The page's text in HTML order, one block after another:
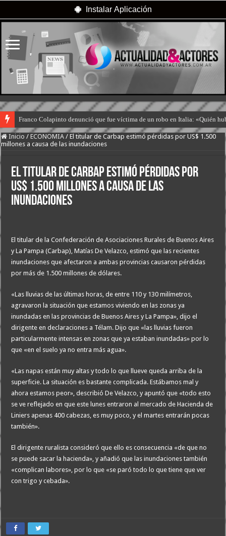
Instalar Aplicación
Franco Colapinto denunció que fue víctima de un robo en Italia: «Quién
Inicio / ECONOMIA / El titular de Carbap estimó pérdidas por US$ 1.500
millones a causa de las inundaciones
El titular de Carbap estimó pérdidas por
US$ 1.500 millones a causa de las
inundaciones
El titular de la Confederación de Asociaciones Rurales de Buenos Aires
y La Pampa (Carbap), Matías De Velazco, estimó que las recientes
inundaciones que afectaron a ambas provincias causaron pérdidas
por más de 1.500 millones de dólares.
«Las lluvias de las últimas horas, de entre 110 y 130 milímetros,
agravaron la situación que estamos viviendo en las zonas ya
inundadas en las provincias de Buenos Aires y La Pampa», dijo el
dirigente en declaraciones a Télam. Dijo que «las lluvias fueron
particularmente intensas en zonas que ya estaban inundadas» por lo
que «en el suelo ya no entra más agua».
«Las napas están muy altas y todo lo que llueve queda arriba de la
superficie. La situación es bastante complicada. Estábamos mal y
ahora estamos peor», describió De Velazco, y apuntó que «todo esto
se ve reflejado en que este lunes entraron al mercado de Hacienda de
Liniers apenas 400 cabezas, es muy poco, y el martes entrarán pocas
también».
El dirigente ruralista consideró que ello es consecuencia «de que no
se puede sacar la hacienda», y añadió que las inundaciones también
«complican labores», por lo que «se paró todo lo que tiene que ver
con trigo y cebada».